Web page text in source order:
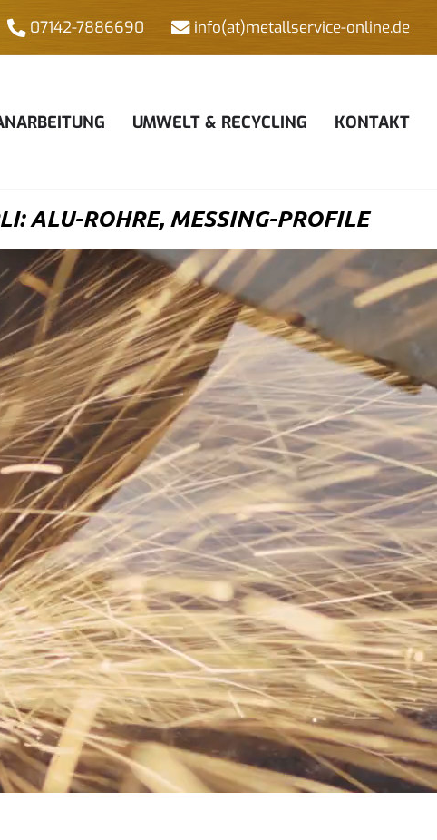
07142-7886690 info(at)metallservice-online.de
UMWELT & RECYCLING KONTAKT
ALU-ROHRE, MESSING-PROFILE